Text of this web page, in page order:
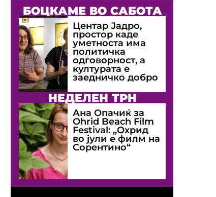
БОЦКАМЕ ВО САБОТА
Центар Јадро,
простор каде
уметноста има
политичка
одговорност, а
културата е
заедничко добро
НЕДЕЛЕН ТРН
Ана Опачиќ за
Оhrid Beach Film
Festival: „Охрид
во јули е филм на
Сорентино“